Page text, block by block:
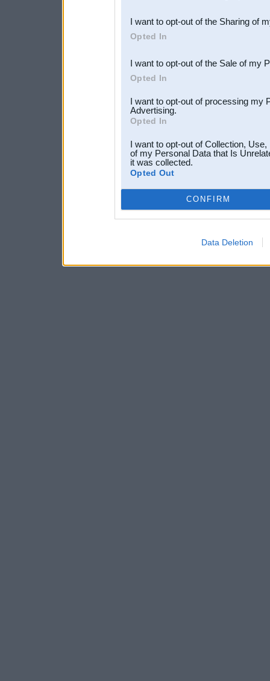
Downstream Participants
third parties.
I want to opt-out of the Sharing of
Opted In
I want to opt-out of the Sale of my
Opted In
I want to opt-out of processing my
Advertising.
Opted In
I want to opt-out of Collection,
of my Personal Data that Is
it was collected.
Opted Out
CONFIRM
Data Deletion